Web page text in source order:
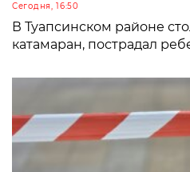
Сегодня, 16:50
В Туапсинском районе
катамаран, пострадал